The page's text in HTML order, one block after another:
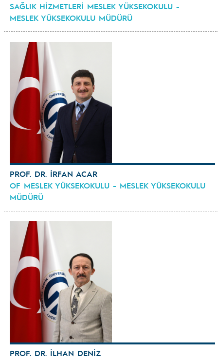
SAĞLIK HİZMETLERİ MESLEK YÜKSEKOKULU -
MESLEK YÜKSEKOKULU MÜDÜRÜ
PROF. DR. İRFAN ACAR
OF MESLEK YÜKSEKOKULU - MESLEK YÜKSEKOKULU
MÜDÜRÜ
PROF. DR. İLHAN DENİZ